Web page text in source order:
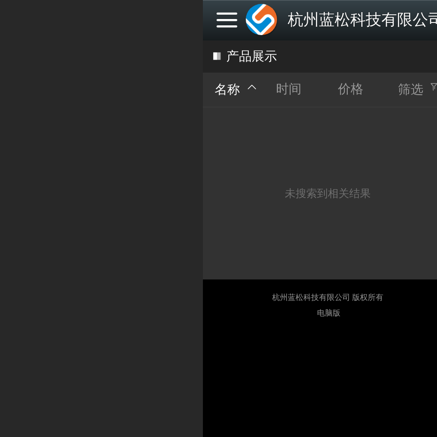
杭州蓝松科技有限公
产品展示
名称 时间 价格 筛选
未搜索到相关结果
杭州蓝松科技有限公司 版权所有
电脑版